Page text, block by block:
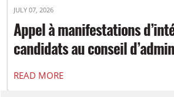
JULY 07, 2026
Appel à manifestations
candidats au conseil
Tir à l’arc Canada
READ MORE